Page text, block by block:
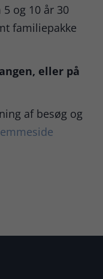
og 10 år 30
familiepakke
eller på
af besøg og